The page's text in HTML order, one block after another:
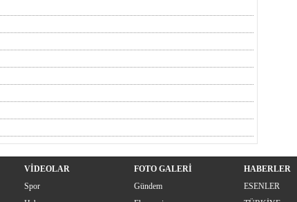
VİDEOLAR
Spor
FOTO GALERİ
Gündem
HABERLER
ESENLER